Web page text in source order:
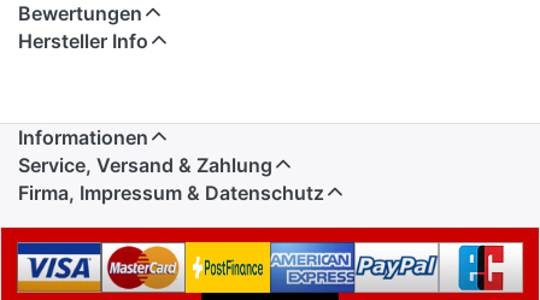
Bewertungen
Hersteller Info
Informationen
Service, Versand & Zahlung
Firma, Impressum & Datenschutz